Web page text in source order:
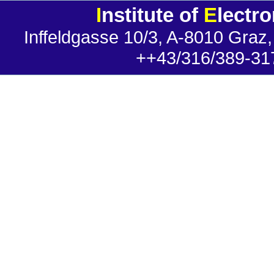
Institute of E
Inffeldgasse 10/3, A-8010
++43/316/389-